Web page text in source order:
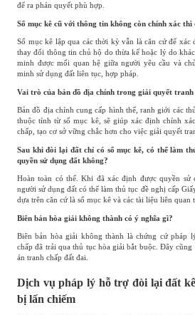
để ra phán quyết phù hợp.
Sổ mục kê cũ với thông tin không còn chính xác
Sổ mục kê lập qua các thời kỳ vẫn là căn cứ để
thay đổi thông tin chủ hộ do thừa kế hoặc lý do
minh được mối quan hệ giữa người yêu cầu và
minh sử dụng đất liên tục, hợp pháp.
Vai trò của bản đồ địa chính trong giải quyết tranh
Bản đồ địa chính cung cấp hình thể, ranh giới các
thuộc tính từ sổ mục kê, sẽ giúp xác định chính
chấp, tạo cơ sở vững chắc hơn cho việc giải quyết
Sau khi đòi lại đất chỉ có sổ mục kê, có thể làm
quyền sử dụng đất không?
Hoàn toàn có thể. Khi đã xác định được quyền sử
người sử dụng đất có thể làm thủ tục đề nghị cấp
dựa trên căn cứ là sổ mục kê và các tài liệu liên quan
Biên bản hòa giải không thành có ý nghĩa gì?
Biên bản hòa giải không thành là chứng cứ pháp
chấp đã trải qua thủ tục hòa giải bắt buộc. Đây
án tranh chấp đất đai.
Dịch vụ pháp lý hỗ trợ đòi lại đất
bị lấn chiếm